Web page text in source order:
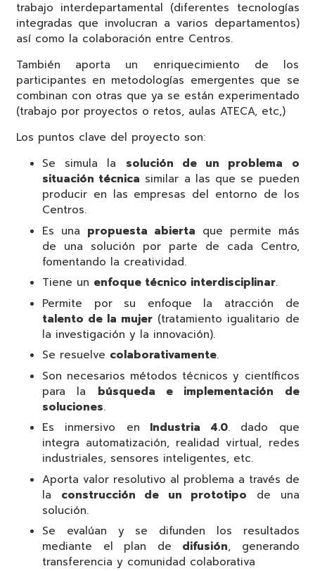
trabajo interdepartamental (diferentes tecnologías
integradas que involucran a varios departamentos)
así como la colaboración entre Centros.
También aporta un enriquecimiento de los
participantes en metodologías emergentes que se
combinan con otras que ya se están experimentado
(trabajo por proyectos o retos, aulas ATECA, etc,)
Los puntos clave del proyecto son:
Se simula la solución de un problema o
situación técnica similar a las que se pueden
producir en las empresas del entorno de los
Centros.
Es una propuesta abierta que permite más
de una solución por parte de cada Centro,
fomentando la creatividad.
Tiene un enfoque técnico interdisciplinar.
Permite por su enfoque la atracción de
talento de la mujer (tratamiento igualitario de
la investigación y la innovación).
Se resuelve colaborativamente.
Son necesarios métodos técnicos y científicos
para la búsqueda e implementación de
soluciones.
Es inmersivo en Industria 4.0. dado que
integra automatización, realidad virtual, redes
industriales, sensores inteligentes, etc.
Aporta valor resolutivo al problema a través de
la construcción de un prototipo de una
solución.
Se evalúan y se difunden los resultados
mediante el plan de difusión, generando
transferencia y comunidad colaborativa